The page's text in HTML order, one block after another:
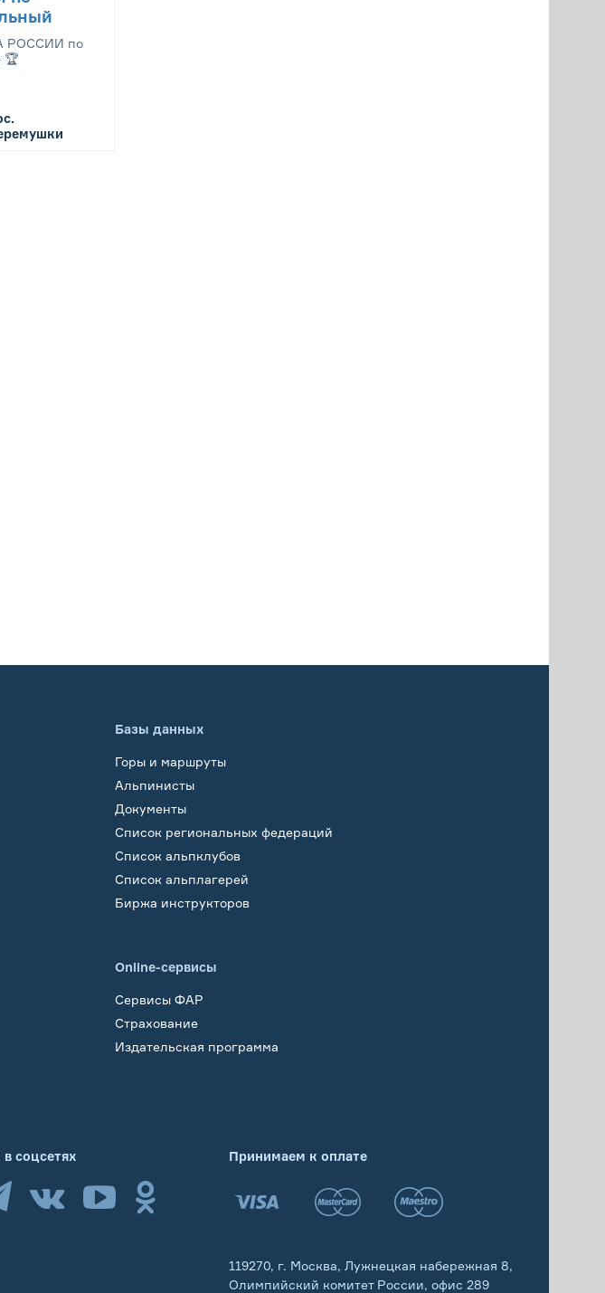
РОССИИ по
🏆
Базы данных
Горы и маршруты
Альпинисты
Документы
Список региональных федераций
Список альпклубов
Список альплагерей
Биржа инструкторов
Online-сервисы
Сервисы ФАР
Страхование
Издательская программа
Принимаем к оплате
119270, г. Москва, Лужнецкая набережная 8,
Олимпийский комитет России, офис 289
соцсетях